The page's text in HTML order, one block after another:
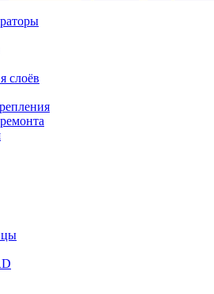
слоёв